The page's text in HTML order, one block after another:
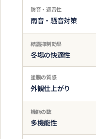
防音・遮音性
雨音・騒音対策
結露抑制効果
冬場の快適性
塗膜の質感
外観仕上がり
機能の数
多機能性